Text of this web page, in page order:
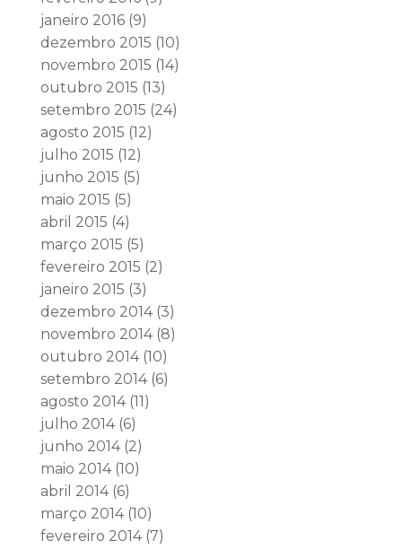
janeiro 2016(9)
dezembro 2015 (10)
novembro 2015 (14)
outubro 2015 (13)
setembro 2015 (24)
agosto 2015 (12)
julho 2015 (12)
junho 2015 (5)
maio 2015 (5)
abril 2015 (4)
março 2015 (5)
fevereiro 2015 (2)
janeiro 2015 (3)
dezembro 2014(3)
novembro 2014(8)
outubro 2014(10)
setembro 2014(6)
agosto 2014(11)
julho 2014(6)
junho 2014(2)
maio 2014(10)
abril 2014(6)
março 2014(10)
fevereiro 2014(7)